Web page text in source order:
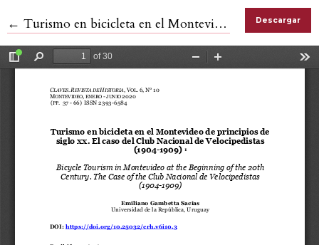
← Volver a los detalles del artículo
Turismo en bicicleta en el Montevideo de principios de siglo XX. El caso del Club Nacional de Velocipedistas (1904-1909) Descargar